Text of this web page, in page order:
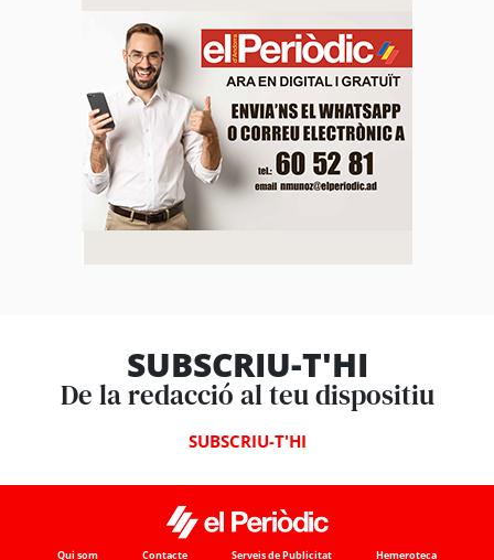
SUBSCRIU-T'HI
De la redacció al teu dispositiu
SUBSCRIU-T'HI
Qui som Contacte Serveis de Publicitat Hemeroteca